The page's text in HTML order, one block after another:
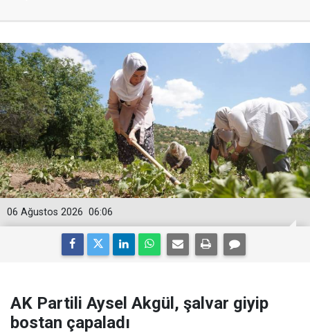
06:06
06 Ağustos 2026
AK Partili Aysel Akgül, şalvar giyip
bostan çapaladı